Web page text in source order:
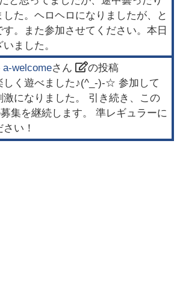
た。ヘロヘロになりましたが、と
。また参加させてください。本日
ました。
a-welcomeさん
の投稿
しく遊べました♪(^_-)-☆ 参加して
になりました。 引き続き、この
集を継続します。 準レギュラーに
い！